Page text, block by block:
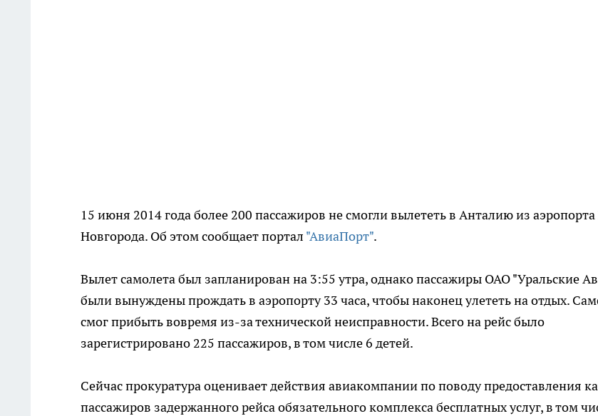
15 июня 2014 года более 200 пассажиров не смогли вылететь в Анталию из
Новгорода. Об этом сообщает портал "АвиаПорт".
Вылет самолета был запланирован на 3:55 утра, однако пассажиры ОАО "Уральские
были вынуждены прождать в аэропорту 33 часа, чтобы наконец улететь на отдых.
смог прибыть вовремя из-за технической неисправности. Всего на рейс было
зарегистрировано 225 пассажиров, в том числе 6 детей.
Сейчас прокуратура оценивает действия авиакомпании по поводу предоставления
пассажиров задержанного рейса обязательного комплекса бесплатных услуг, в том